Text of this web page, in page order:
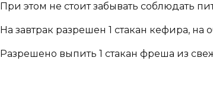
При этом не стоит забывать соблюдать
На завтрак разрешен 1 стакан кефира,
Разрешено выпить 1 стакан фреша из